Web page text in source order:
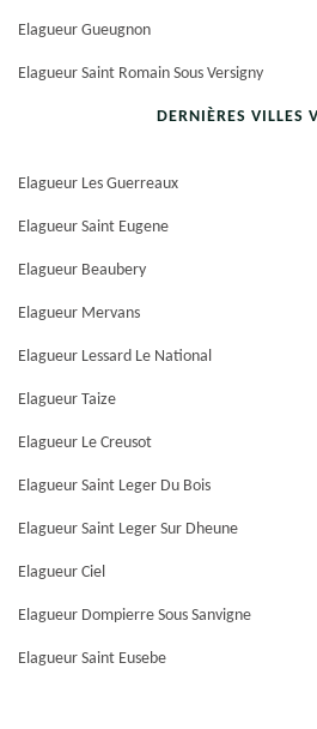
Elagueur Gueugnon
Elagueur Saint Romain Sous Versigny
DERNIÈRES VILLES
Elagueur Les Guerreaux
Elagueur Saint Eugene
Elagueur Beaubery
Elagueur Mervans
Elagueur Lessard Le National
Elagueur Taize
Elagueur Le Creusot
Elagueur Saint Leger Du Bois
Elagueur Saint Leger Sur Dheune
Elagueur Ciel
Elagueur Dompierre Sous Sanvigne
Elagueur Saint Eusebe